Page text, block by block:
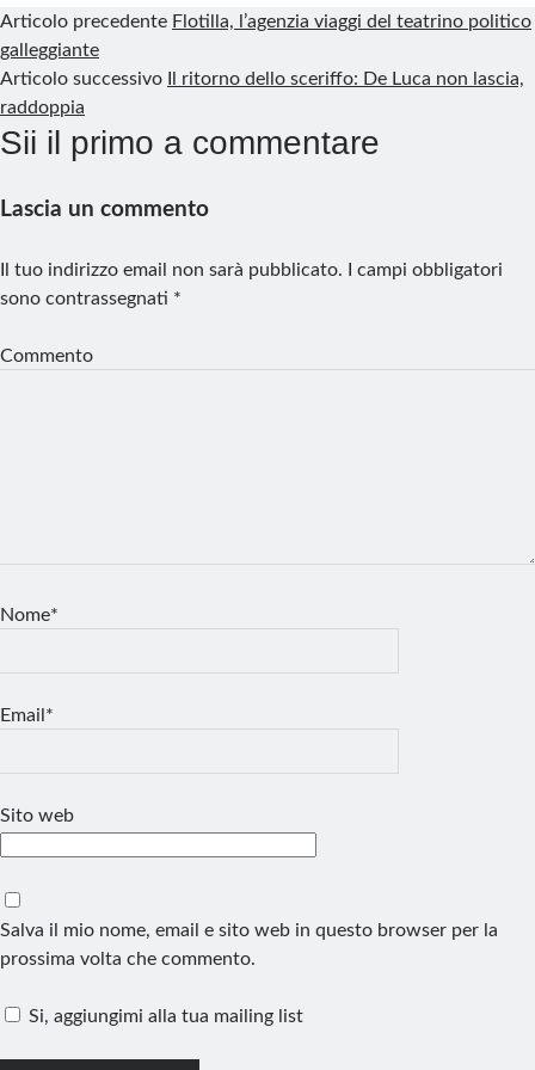
Articolo precedente Flotilla, l’agenzia viaggi del teatrino politico
galleggiante
Articolo successivo
Il ritorno dello sceriffo: De Luca non lascia,
raddoppia
Sii il primo a commentare
Lascia un commento
Il tuo indirizzo email non sarà pubblicato.
I campi obbligatori
sono contrassegnati *
Commento
Nome*
Email*
Sito web
Salva il mio nome, email e sito web in questo browser per la
prossima volta che commento.
Si, aggiungimi alla tua mailing list